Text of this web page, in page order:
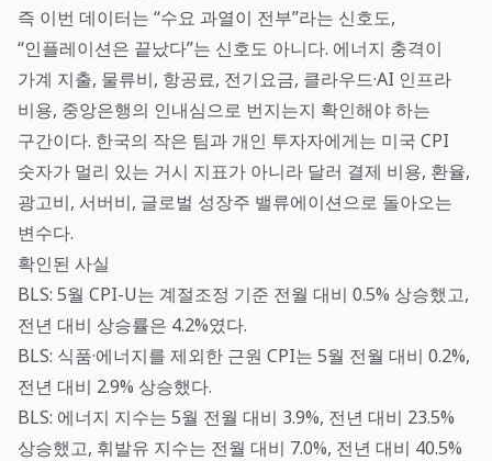
즉 이번 데이터는 “수요 과열이 전부”라는 신호도,
“인플레이션은 끝났다”는 신호도 아니다. 에너지 충격이
가계 지출, 물류비, 항공료, 전기요금, 클라우드·AI 인프라
비용, 중앙은행의 인내심으로 번지는지 확인해야 하는
구간이다. 한국의 작은 팀과 개인 투자자에게는 미국 CPI
숫자가 멀리 있는 거시 지표가 아니라 달러 결제 비용, 환율,
광고비, 서버비, 글로벌 성장주 밸류에이션으로 돌아오는
변수다.
확인된 사실
BLS: 5월 CPI-U는 계절조정 기준 전월 대비 0.5% 상승했고,
전년 대비 상승률은 4.2%였다.
BLS: 식품·에너지를 제외한 근원 CPI는 5월 전월 대비 0.2%,
전년 대비 2.9% 상승했다.
BLS: 에너지 지수는 5월 전월 대비 3.9%, 전년 대비 23.5%
상승했고, 휘발유 지수는 전월 대비 7.0%, 전년 대비 40.5%